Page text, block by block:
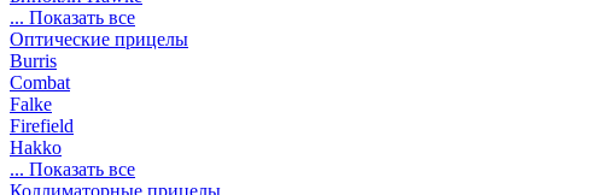
... Показать все
Оптические прицелы
Burris
Combat
Falke
Firefield
Hakko
... Показать все
Коллиматорные прицелы